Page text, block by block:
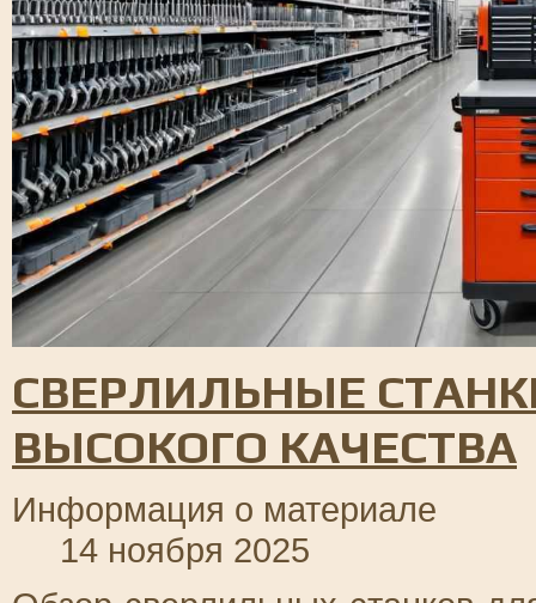
СВЕРЛИЛЬНЫЕ
ВЫСОКОГО КАЧЕСТВА
Информация о материале
14 ноября 2025